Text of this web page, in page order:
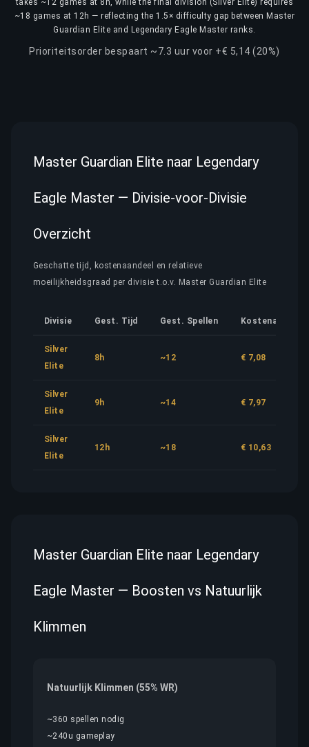
~18 games at 12h — reflecting the 1.5× difficulty gap between Master
Guardian Elite and Legendary Eagle Master ranks.
Prioriteitsorder bespaart ~7.3 uur voor +€ 5,14 (20%)
Master Guardian Elite naar Legendary
Eagle Master — Divisie-voor-Divisie
Overzicht
Geschatte tijd, kostenaandeel en relatieve
moeilijkheidsgraad per divisie t.o.v. Master Guardian Elite
Divisie Gest. Tijd Gest. Spellen Kostenaandeel
Silver
Elite
8h ~12 € 7,08
Silver
Elite
9h ~14 € 7,97
Silver
Elite
12h ~18 € 10,63
Master Guardian Elite naar Legendary
Eagle Master — Boosten vs Natuurlijk
Klimmen
Natuurlijk Klimmen (55% WR)
~360 spellen nodig
~240u gameplay